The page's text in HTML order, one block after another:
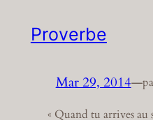
Proverbe
Mar 29, 2014—
« Quand tu arrives au